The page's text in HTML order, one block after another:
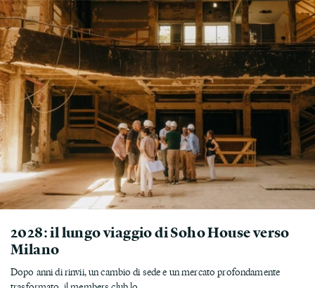
2028: il lungo viaggio di Soho House verso
Milano
Dopo anni di rinvii, un cambio di sede e un mercato profondamente